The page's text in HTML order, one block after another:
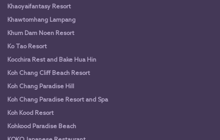
Khaoyaifantasy Resort
Khawtomhang Lampang
Khum Dam Noen Resort
Ko Tao Resort
Kocchira Rest and Bake Hua Hin
Koh Chang Cliff Beach Resort
Koh Chang Paradise Hill
Koh Chang Paradise Resort and Spa
Koh Kood Resort
Kohkood Paradise Beach